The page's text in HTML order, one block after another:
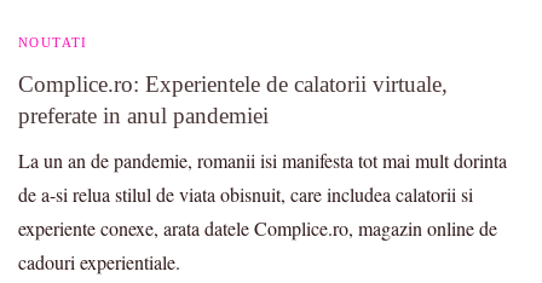
NOUTATI
Complice.ro: Experientele de calatorii virtuale,
preferate in anul pandemiei
La un an de pandemie, romanii isi manifesta tot mai mult dorinta
de a-si relua stilul de viata obisnuit, care includea calatorii si
experiente conexe, arata datele Complice.ro, magazin online de
cadouri experientiale.